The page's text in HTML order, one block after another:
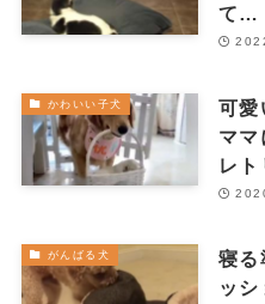
て…
かわいい子犬
可愛
マ
レ
がんばる犬
寝る
ッ